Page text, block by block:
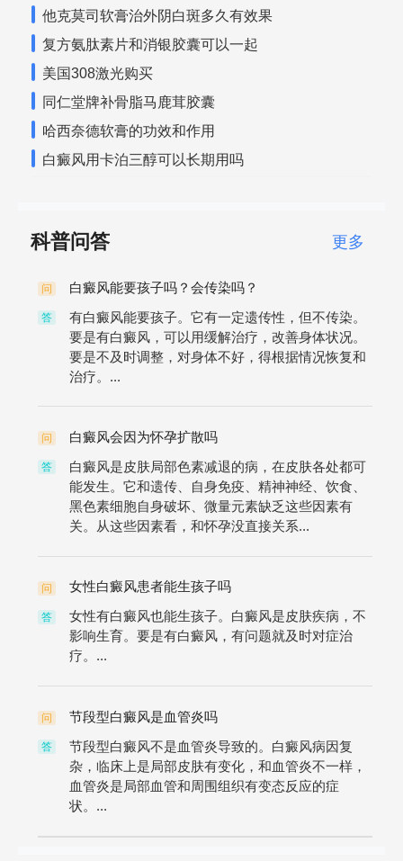
他克莫司软膏治外阴白斑多久有效果
复方氨肽素片和消银胶囊可以一起
美国308激光购买
同仁堂牌补骨脂马鹿茸胶囊
哈西奈德软膏的功效和作用
白癜风用卡泊三醇可以长期用吗
科普问答 更多
问 白癜风能要孩子吗？会传染吗？
答
有白癜风能要孩子。它有一定遗传性，但不传染。
要是有白癜风，可以用缓解治疗，改善身体状况。
要是不及时调整，对身体不好，得根据情况恢复和
治疗。...
问 白癜风会因为怀孕扩散吗
答
白癜风是皮肤局部色素减退的病，在皮肤各处都可
能发生。它和遗传、自身免疫、精神神经、饮食、
黑色素细胞自身破坏、微量元素缺乏这些因素有
关。从这些因素看，和怀孕没直接关系...
问 女性白癜风患者能生孩子吗
答
女性有白癜风也能生孩子。白癜风是皮肤疾病，不
影响生育。要是有白癜风，有问题就及时对症治
疗。...
问 节段型白癜风是血管炎吗
答
节段型白癜风不是血管炎导致的。白癜风病因复
杂，临床上是局部皮肤有变化，和血管炎不一样，
血管炎是局部血管和周围组织有变态反应的症
状。...